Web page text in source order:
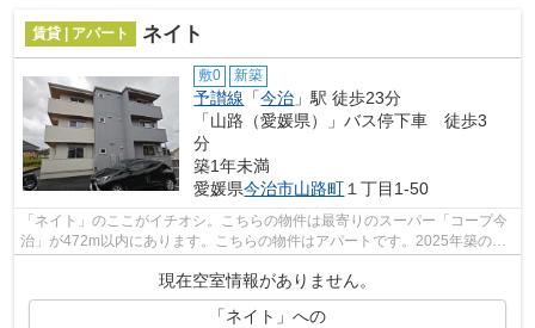
賃貸 | アパート ネイト
敷0 新築
予讃線 「今治 」駅 徒歩23分
「山路（愛媛県）」バス停下車 徒歩3
分
築1年未満
愛媛県今治市山路町１丁目1-50
「ネイト」のここがイチオシ。こちらの物件は最寄りのスーパー「コープ今
治」が472m以内にあります。こちらの物件はアパートです。2025年築の物
現在空室情報がありません。
「ネイト」への